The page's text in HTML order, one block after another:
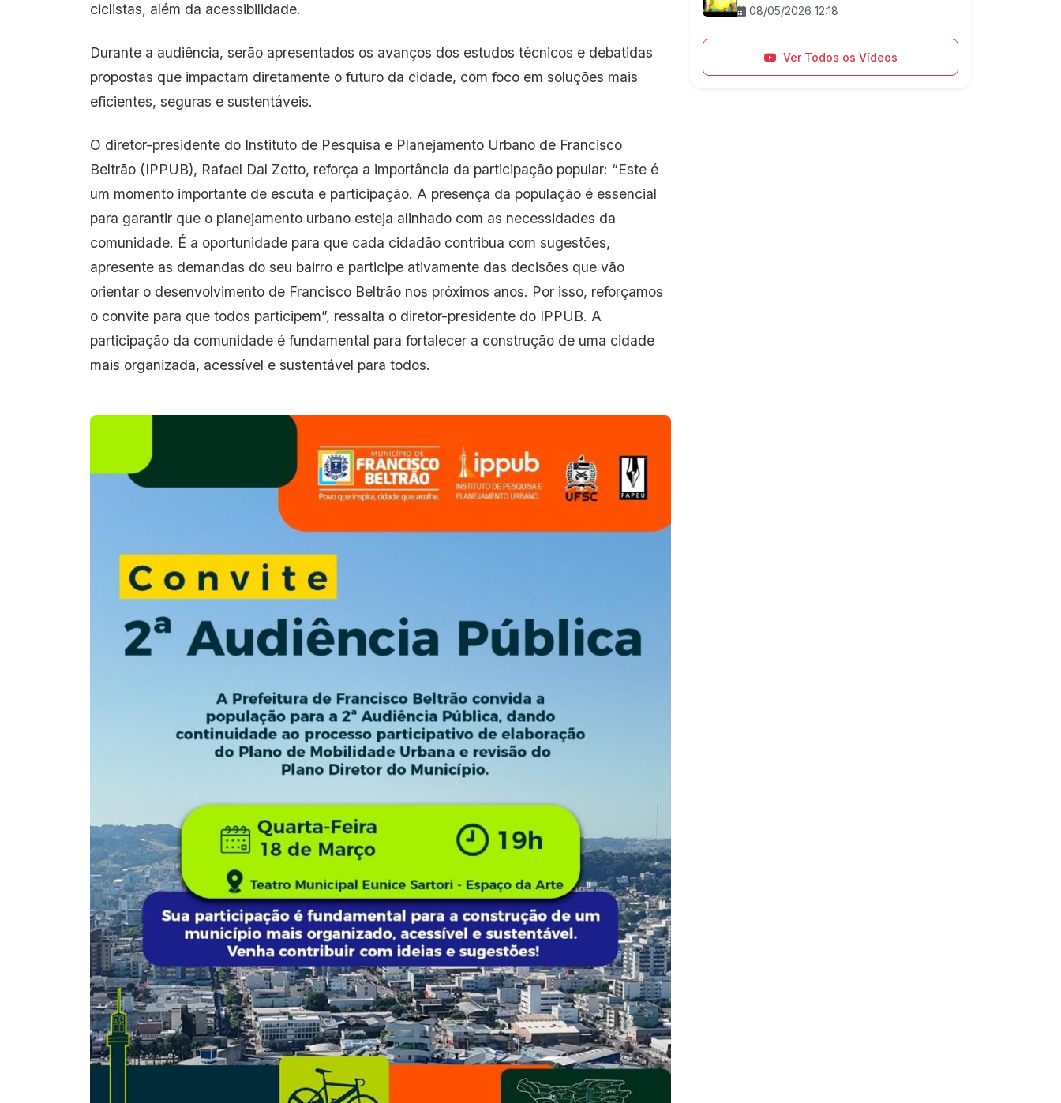
ciclistas, além da acessibilidade.
Durante a audiência, serão apresentados os avanços dos estudos técnicos e debatidas
propostas que impactam diretamente o futuro da cidade, com foco em soluções mais
eficientes, seguras e sustentáveis.
O diretor-presidente do Instituto de Pesquisa e Planejamento Urbano de Francisco
Beltrão (IPPUB), Rafael Dal Zotto, reforça a importância da participação popular: “Este é
um momento importante de escuta e participação. A presença da população é essencial
para garantir que o planejamento urbano esteja alinhado com as necessidades da
comunidade. É a oportunidade para que cada cidadão contribua com sugestões,
apresente as demandas do seu bairro e participe ativamente das decisões que vão
orientar o desenvolvimento de Francisco Beltrão nos próximos anos. Por isso, reforçamos
o convite para que todos participem”, ressalta o diretor-presidente do IPPUB. A
participação da comunidade é fundamental para fortalecer a construção de uma cidade
mais organizada, acessível e sustentável para todos.
08/05/2026 12:18
Ver Todos os Vídeos